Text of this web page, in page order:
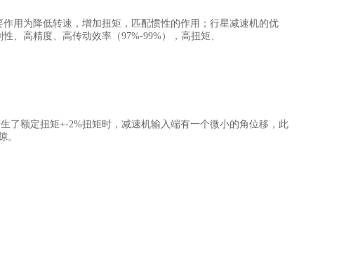
用为降低转速，增加扭矩，匹配惯性的作用；行星减速机的优
、高精度、高传动效率（97%-99%），高扭矩、
额定扭矩+-2%扭矩时，减速机输入端有一个微小的角位移，此
。